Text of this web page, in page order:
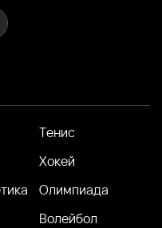
Тенис
Хокей
Олимпиада
Волейбол